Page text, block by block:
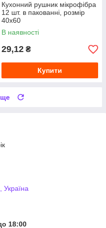
Кухонний рушник мікрофібра
12 шт. в пакованні, розмір
40х60
В наявності
29,12 ₴
Купити
ще
Україна
18:00